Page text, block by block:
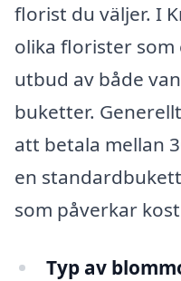
florist du väljer. I
olika florister
utbud av både
buketter.
att betala mellan
en
som påverkar
Typ av